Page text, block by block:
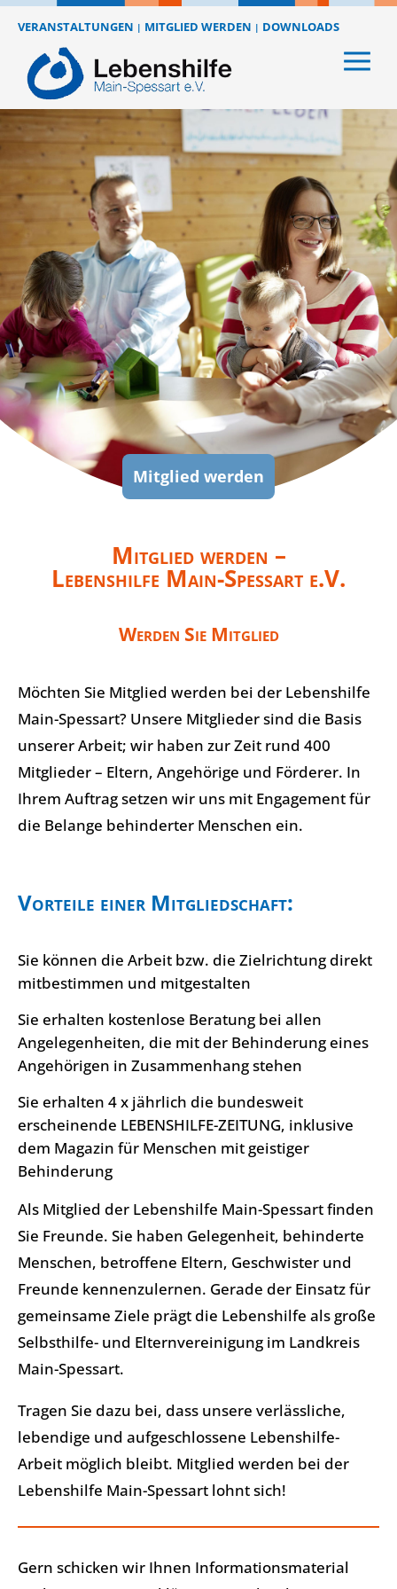
VERANSTALTUNGEN | MITGLIED WERDEN | DOWNLOADS
Mitglied werden
Mitglied werden –
Lebenshilfe Main-Spessart e.V.
Werden Sie Mitglied
Möchten Sie Mitglied werden bei der Lebenshilfe
Main-Spessart? Unsere Mitglieder sind die Basis
unserer Arbeit; wir haben zur Zeit rund 400
Mitglieder – Eltern, Angehörige und Förderer. In
Ihrem Auftrag setzen wir uns mit Engagement für
die Belange behinderter Menschen ein.
Vorteile einer Mitgliedschaft:
Sie können die Arbeit bzw. die Zielrichtung direkt
mitbestimmen und mitgestalten
Sie erhalten kostenlose Beratung bei allen
Angelegenheiten, die mit der Behinderung eines
Angehörigen in Zusammenhang stehen
Sie erhalten 4 x jährlich die bundesweit
erscheinende LEBENSHILFE-ZEITUNG, inklusive
dem Magazin für Menschen mit geistiger
Behinderung
Als Mitglied der Lebenshilfe Main-Spessart finden
Sie Freunde. Sie haben Gelegenheit, behinderte
Menschen, betroffene Eltern, Geschwister und
Freunde kennenzulernen. Gerade der Einsatz für
gemeinsame Ziele prägt die Lebenshilfe als große
Selbsthilfe- und Elternvereinigung im Landkreis
Main-Spessart.
Tragen Sie dazu bei, dass unsere verlässliche,
lebendige und aufgeschlossene Lebenshilfe-
Arbeit möglich bleibt. Mitglied werden bei der
Lebenshilfe Main-Spessart lohnt sich!
Gern schicken wir Ihnen Informationsmaterial